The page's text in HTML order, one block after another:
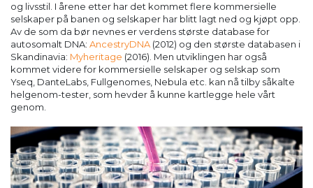
og livsstil. I årene etter har det kommet flere kommersielle
selskaper på banen og selskaper har blitt lagt ned og kjøpt opp.
Av de som da bør nevnes er verdens største database for
autosomalt DNA: AncestryDNA (2012) og den største databasen i
Skandinavia: Myheritage (2016). Men utviklingen har også
kommet videre for kommersielle selskaper og selskap som
Yseq, DanteLabs, Fullgenomes, Nebula etc. kan nå tilby såkalte
helgenom-tester, som hevder å kunne kartlegge hele vårt
genom.